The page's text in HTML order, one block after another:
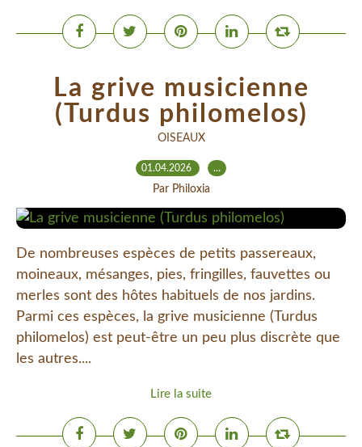
La grive musicienne
(Turdus philomelos)
OISEAUX
01.04.2026 …
Par Philoxia
De nombreuses espèces de petits passereaux,
moineaux, mésanges, pies, fringilles, fauvettes ou
merles sont des hôtes habituels de nos jardins.
Parmi ces espèces, la grive musicienne (Turdus
philomelos) est peut-être un peu plus discrète que
les autres....
Lire la suite